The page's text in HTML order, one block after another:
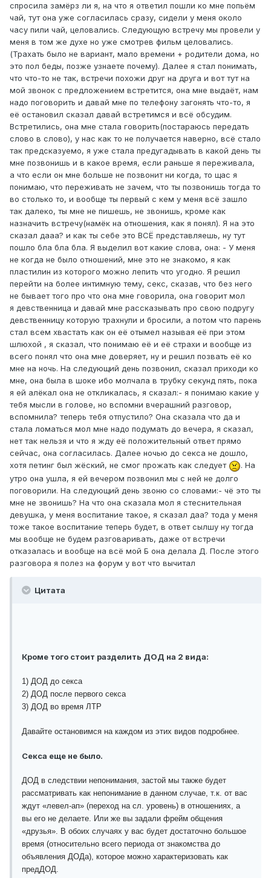
спросила замёрз ли я, на что я ответил пошли ко мне попьём
чай, тут она уже согласилась сразу, сидели у меня около
часу пили чай, целовались. Следующую встречу мы провели у
меня в том же духе но уже смотрев фильм целовались.
(Трахать было не вариант, мало времени + родители дома, но
это пол беды, позже узнаете почему). Далее я стал понимать,
что что-то не так, встречи похожи друг на друга и вот тут на
мой звонок с предложением встретится, она мне выдаёт, нам
надо поговорить и давай мне по телефону загонять что-то, я
её остановил сказал давай встретимся и всё обсудим.
Встретились, она мне стала говорить(постараюсь передать
слово в слово), у нас как то не получается наверно, всё стало
так предсказуемо, я уже стала предугадывать в какой день ты
мне позвонишь и в какое время, если раньше я переживала,
а что если он мне больше не позвонит ни когда, то щас я
понимаю, что переживать не зачем, что ты позвонишь тогда то
во столько то, и вообще ты первый с кем у меня всё зашло
так далеко, ты мне не пишешь, не звонишь, кроме как
назначить встречу(намёк на отношения, как я понял). Я на это
сказал дааа? и как ты себе это ВСЁ представляешь, ну тут
пошло бла бла бла. Я выделил вот какие слова, она: - У меня
не когда не было отношений, мне это не знакомо, я как
пластилин из которого можно лепить что угодно. Я решил
перейти на более интимную тему, секс, сказав, что без него
не бывает того про что она мне говорила, она говорит мол
я девственница и давай мне рассказывать про свою подругу
девственницу которую трахнули и бросили, а потом что парень
стал всем хвастать как он её отымел называя её при этом
шлюхой , я сказал, что понимаю её и её страхи и вообще из
всего понял что она мне доверяет, ну и решил позвать её ко
мне на ночь. На следующий день позвонил, сказал приходи ко
мне, она была в шоке ибо молчала в трубку секунд пять, пока
я ей алёкал она не откликалась, я сказал:- я понимаю какие у
тебя мысли в голове, но вспомни вчерашний разговор,
вспомнила? теперь тебя отпустило? Она сказала что да и
стала ломаться мол мне надо подумать до вечера, я сказал,
нет так нельзя и что я жду её положительный ответ прямо
сейчас, она согласилась. Далее ночью до секса не дошло,
хотя петинг был жёский, не смог прожать как следует
. На
утро она ушла, я ей вечером позвонил мы с ней не долго
поговорили. На следующий день звоню со словами:- чё это ты
мне не звонишь? На что она сказала мол я стеснительная
девушка, у меня воспитание такое, я сказал даа? тода у меня
тоже такое воспитание теперь будет, в ответ сылшу ну тогда
мы вообще не будем разговаривать, даже от встречи
отказалась и вообще на всё мой Б она делала Д. После этого
разговора я полез на форум у вот что вычитал
Цитата
Кроме того стоит разделить ДОД на 2 вида:
1) ДОД до секса
2) ДОД после первого секса
3) ДОД во время ЛТР
Давайте остановимся на каждом из этих видов подробнее.
Секса еще не было.
ДОД в следствии непонимания, застой мы также будет
рассматривать как непонимание в данном случае, т.к. от вас
ждут «левел-ап» (переход на сл. уровень) в отношениях, а
вы его не делаете. Или же вы задали фрейм общения
«друзья». В обоих случаях у вас будет достаточно большое
время (относительно всего периода от знакомства до
объявления ДОДа), которое можно характеризовать как
предДОД.